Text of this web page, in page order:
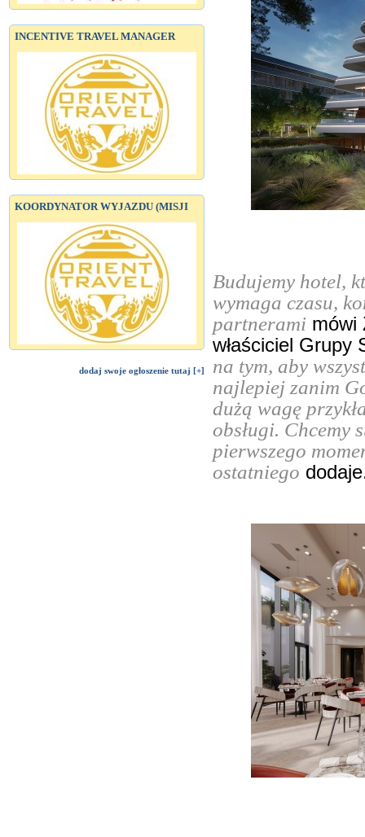
INCENTIVE TRAVEL MANAGER
KOORDYNATOR WYJAZDU (MISJI
dodaj swoje ogłoszenie tutaj [+]
Budujemy hotel,
wymaga czasu,
partnerami mówi
właściciel Grupy
na tym, aby
najlepiej zanim
dużą wagę
obsługi. Chcemy
pierwszego
ostatniego